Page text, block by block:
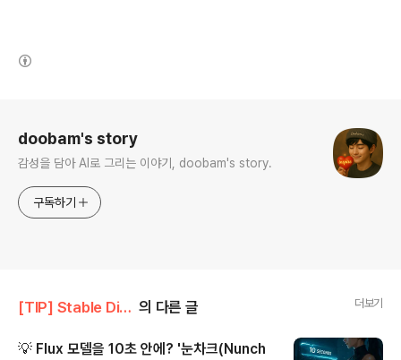
doobam's story
감성을 담아 AI로 그리는 이야기, doobam's story.
구독하기
[TIP] Stable Diffusion/ComfyUI 의 다른 글 더보기
💡 Flux 모델을 10초 안에? '눈차크(Nunch